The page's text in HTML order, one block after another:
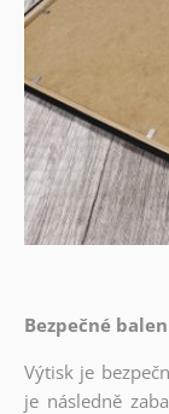
Bezpečné
Výtisk je
je následně